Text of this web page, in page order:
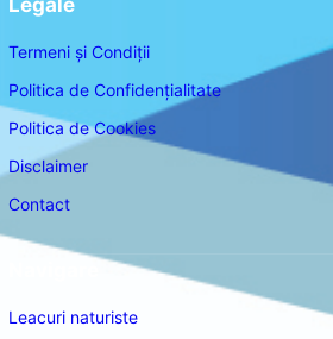
Legale
Termeni și Condiții
Politica de Confidențialitate
Politica de Cookies
Disclaimer
Contact
Leacuri naturiste